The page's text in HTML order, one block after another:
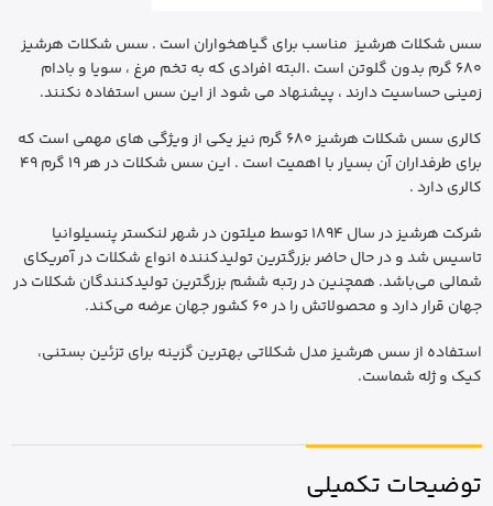
سس شکلات هرشیز مناسب برای گیاهخواران است . سس شکلات هرشیز
680 گرم بدون گلوتن است .البته افرادی که به تخم مرغ ، سویا و بادام
زمینی حساسیت دارند ، پیشنهاد می شود از این سس استفاده نکنند.
کالری سس شکلات هرشیز 680 گرم نیز یکی از ویژگی های مهمی است که
برای طرفداران آن بسیار با اهمیت است . این سس شکلات در هر 19 گرم 49
کالری دارد .
شرکت هرشیز در سال 1894 توسط میلتون در شهر لنکستر پنسیلوانیا
تاسیس شد و در حال حاضر بزرگترین تولیدکننده انواع شکلات در آمریکای
شمالی می‌باشد. همچنین در رتبه ششم بزرگترین تولیدکنندگان شکلات در
جهان قرار دارد و محصولاتش را در 60 کشور جهان عرضه می‌کند.
استفاده از سس هرشیز مدل شکلاتی بهترین گزینه برای تزئین بستنی،
کیک و ژله شماست.
توضیحات تکمیلی